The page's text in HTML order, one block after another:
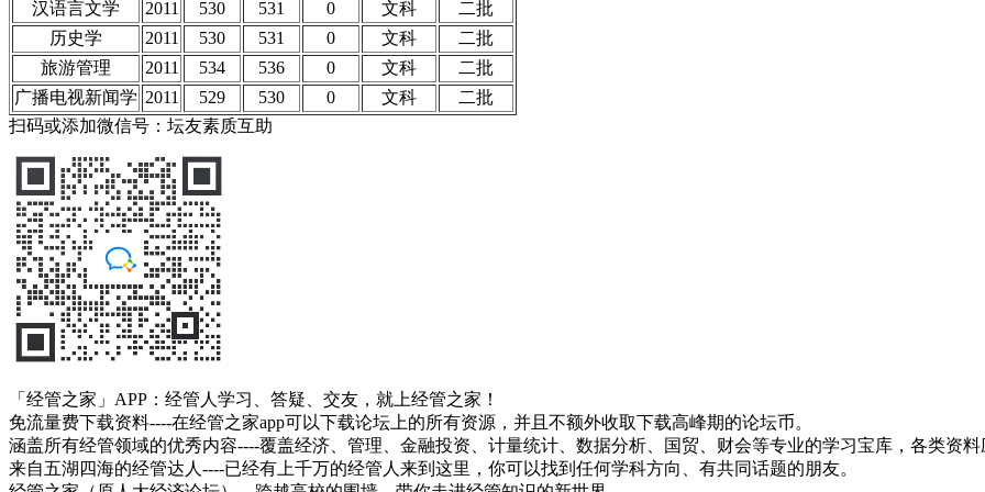
汉语言文学
2011 530 531 0 文科
二批
历史学
2011 530 531 0 文科
二批
旅游管理
2011 534 536 0 文科
二批
广播电视新闻学 2011 529 530 0 文科
二批
扫码或添加微信号：坛友素质互助
「经管之家」APP：经管人学习、答疑、交友，就上经管之家！
免流量费下载资料----在经管之家app可以下载论坛上的所有资源，并且不额外收取下载高峰期的论坛币。
涵盖所有经管领域的优秀内容----覆盖经济、管理、金融投资、计量统计、数据分析、国贸、财会等专业的学习宝库，各类资料
来自五湖四海的经管达人----已经有上千万的经管人来到这里，你可以找到任何学科方向、有共同话题的朋友。